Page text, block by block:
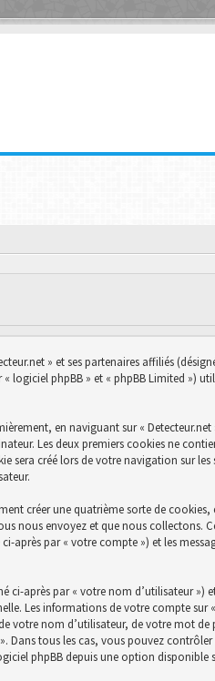
» et ses partenaires affiliés
logiciel phpBB » et « phpBB Limited »)
en naviguant sur «
Les deux premiers cookies ne
créé lors de votre navigation sur
créer une quatrième sorte de
nous envoyez et que nous
après par « votre compte ») et les
après par « votre nom d’utilisateur
Les informations de votre compte
votre nom d’utilisateur, de votre mot
Dans tous les cas, vous pouvez
phpBB depuis une option disponible